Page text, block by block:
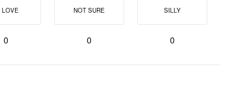
LOVE
0
NOT SURE
0
SILLY
0